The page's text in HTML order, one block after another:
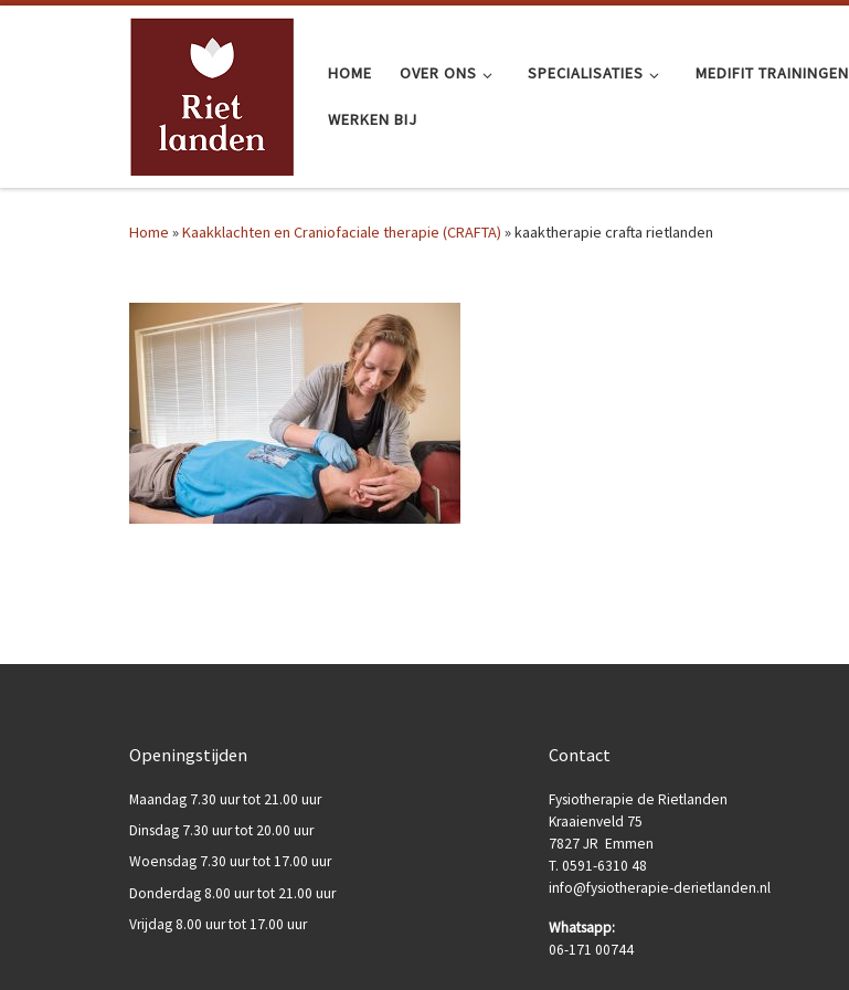
HOME OVER ONS SPECIALISATIES MEDIFIT TRAININGEN
WERKEN BIJ
Home »Kaakklachten en Craniofaciale therapie (CRAFTA) »kaaktherapie crafta rietlanden
Openingstijden
Maandag 7.30 uur tot 21.00 uur
Dinsdag 7.30 uur tot 20.00 uur
Woensdag 7.30 uur tot 17.00 uur
Donderdag 8.00 uur tot 21.00 uur
Vrijdag 8.00 uur tot 17.00 uur
Contact
Fysiotherapie de Rietlanden
Kraaienveld 75
7827 JR Emmen
T. 0591-6310 48
info@fysiotherapie-derietlanden.nl
Whatsapp:
06-171 00744